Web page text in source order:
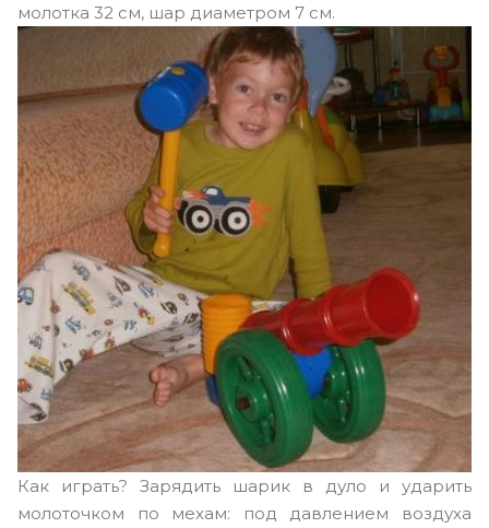
молотка 32 см, шар диаметром 7 см.
Как играть? Зарядить шарик в дуло и ударить
молоточком по мехам: под давлением воздуха